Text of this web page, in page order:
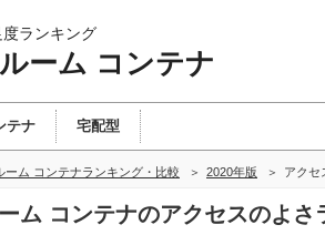
ランキング
ーム コンテナ
テナ 宅配型
ーム コンテナランキング・比較 2020年版 アクセ
ム コンテナのアクセスのよ